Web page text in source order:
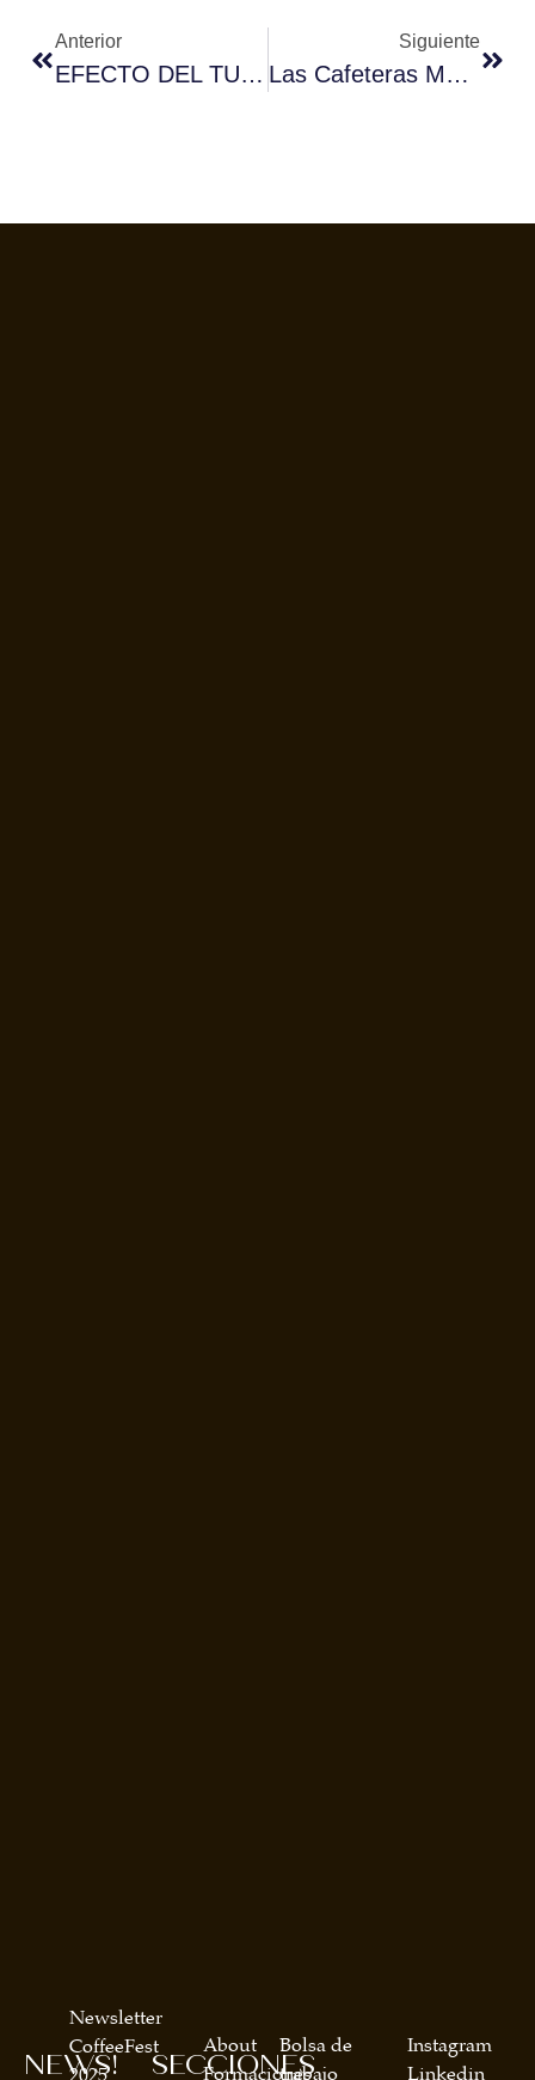
Anterior
EFECTO DEL TUESTE EN LA COMPOSICIÓN QUÍMICA Y SENSORIAL DE COLD BREW
Siguiente
Las Cafeteras Más Avanzadas Del Mercado Son Sinónimo De De’Longhi
SECCIONES
About
Formaciones
Bolsa de
trabajo
NEWS!
Newsletter
CoffeeFest
Instagram
Linkedin